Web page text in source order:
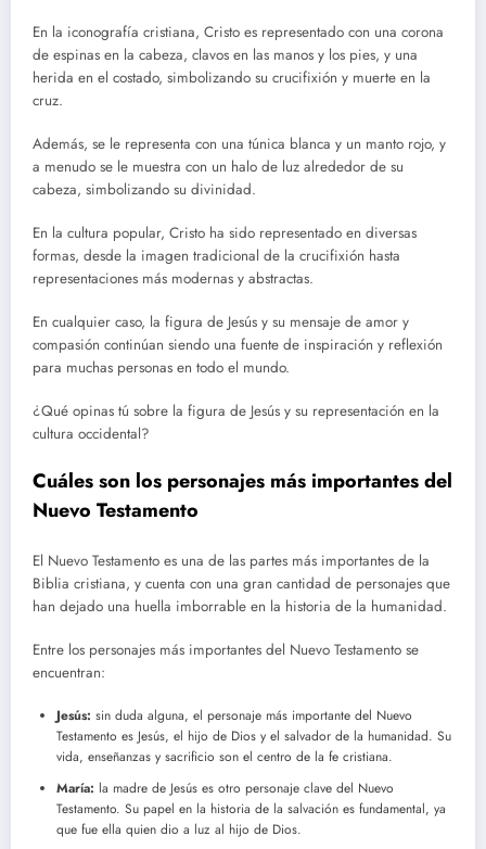
En la iconografía cristiana, Cristo es representado con una corona
de espinas en la cabeza, clavos en las manos y los pies, y una
herida en el costado, simbolizando su crucifixión y muerte en la
cruz.
Además, se le representa con una túnica blanca y un manto rojo, y
a menudo se le muestra con un halo de luz alrededor de su
cabeza, simbolizando su divinidad.
En la cultura popular, Cristo ha sido representado en diversas
formas, desde la imagen tradicional de la crucifixión hasta
representaciones más modernas y abstractas.
En cualquier caso, la figura de Jesús y su mensaje de amor y
compasión continúan siendo una fuente de inspiración y reflexión
para muchas personas en todo el mundo.
¿Qué opinas tú sobre la figura de Jesús y su representación en la
cultura occidental?
Cuáles son los personajes más importantes del
Nuevo Testamento
El Nuevo Testamento es una de las partes más importantes de la
Biblia cristiana, y cuenta con una gran cantidad de personajes que
han dejado una huella imborrable en la historia de la humanidad.
Entre los personajes más importantes del Nuevo Testamento se
encuentran:
Jesús: sin duda alguna, el personaje más importante del Nuevo
Testamento es Jesús, el hijo de Dios y el salvador de la humanidad. Su
vida, enseñanzas y sacrificio son el centro de la fe cristiana.
María: la madre de Jesús es otro personaje clave del Nuevo
Testamento. Su papel en la historia de la salvación es fundamental, ya
que fue ella quien dio a luz al hijo de Dios.